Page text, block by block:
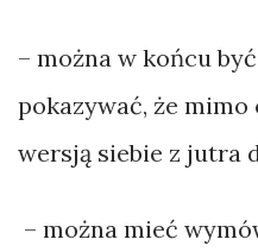
– można w końcu
pokazywać, że
wersją siebie z jutra
– można mieć